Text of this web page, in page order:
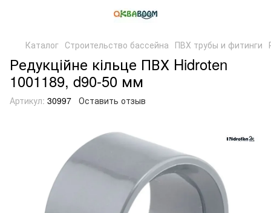
Каталог Строительство бассейна ПВХ трубы и фитинги
Редукційне кільце ПВХ Hidroten
1001189, d90-50 мм
Артикул: 30997 Оставить отзыв